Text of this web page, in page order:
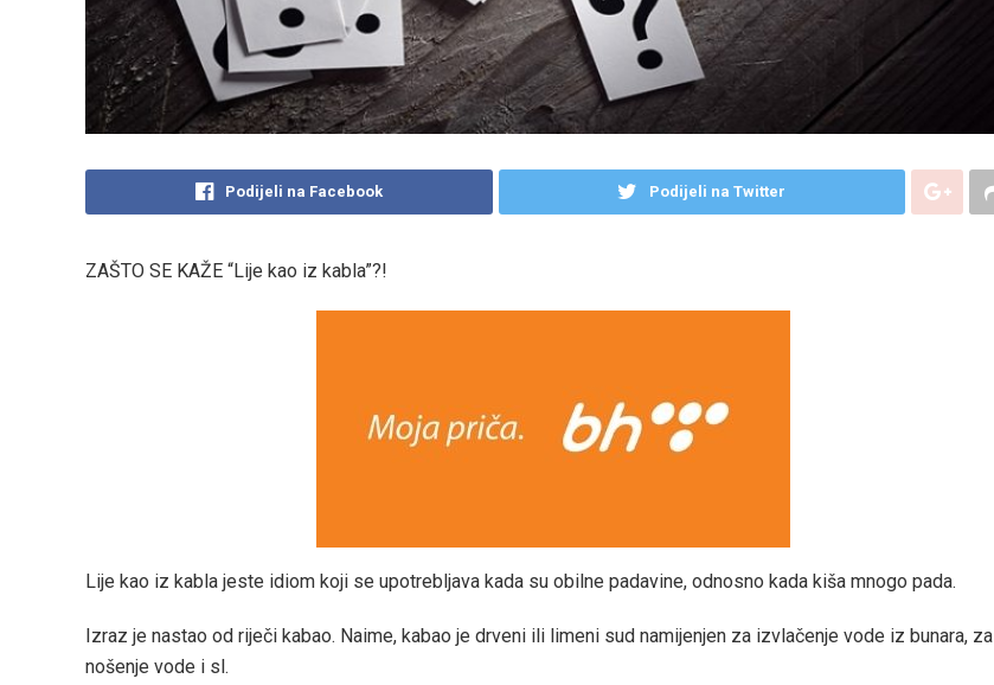
Podijeli na Facebook Podijeli na Twitter
ZAŠTO SE KAŽE “Lije kao iz kabla”?!
Lije kao iz kabla jeste idiom koji se upotrebljava kada su obilne padavine, odnosno kada kiša mnogo pada.
Izraz je nastao od riječi kabao. Naime, kabao je drveni ili limeni sud namijenjen za izvlačenje vode iz bunara, za
nošenje vode i sl.